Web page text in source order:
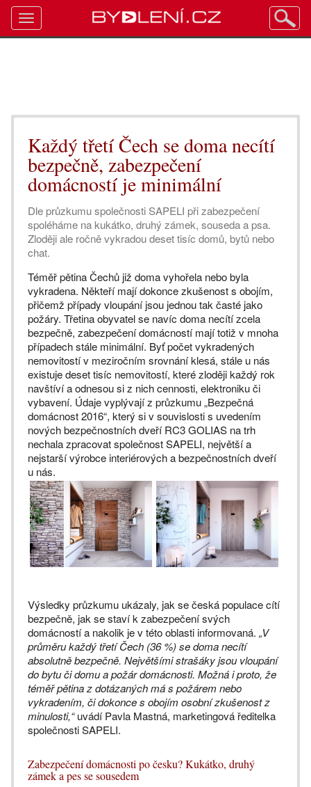
Každý třetí Čech se doma necítí
bezpečně, zabezpečení
domácností je minimální
Dle průzkumu společnosti SAPELI při zabezpečení
spoléháme na kukátko, druhý zámek, souseda a psa.
Zloději ale ročně vykradou deset tisíc domů, bytů nebo
chat.
Téměř pětina Čechů již doma vyhořela nebo byla
vykradena. Někteří mají dokonce zkušenost s obojím,
přičemž případy vloupání jsou jednou tak časté jako
požáry. Třetina obyvatel se navíc doma necítí zcela
bezpečně, zabezpečení domácností mají totiž v mnoha
případech stále minimální. Byť počet vykradených
nemovitostí v meziročním srovnání klesá, stále u nás
existuje deset tisíc nemovitostí, které zloději každý rok
navštíví a odnesou si z nich cennosti, elektroniku či
vybavení. Údaje vyplývají z průzkumu „Bezpečná
domácnost 2016“, který si v souvislosti s uvedením
nových bezpečnostních dveří RC3 GOLIAS na trh
nechala zpracovat společnost SAPELI, největší a
nejstarší výrobce interiérových a bezpečnostních dveří
u nás.
Výsledky průzkumu ukázaly, jak se česká populace cítí
bezpečně, jak se staví k zabezpečení svých
domácností a nakolik je v této oblasti informovaná. „V
průměru každý třetí Čech (36 %) se doma necítí
absolutně bezpečně. Největšími strašáky jsou vloupání
do bytu či domu a požár domácnosti. Možná i proto, že
téměř pětina z dotázaných má s požárem nebo
vykradením, či dokonce s obojím osobní zkušenost z
minulosti,“uvádí Pavla Mastná, marketingová ředitelka
společnosti SAPELI.
Zabezpečení domácnosti po česku? Kukátko, druhý
zámek a pes se sousedem
Toggle
navigation